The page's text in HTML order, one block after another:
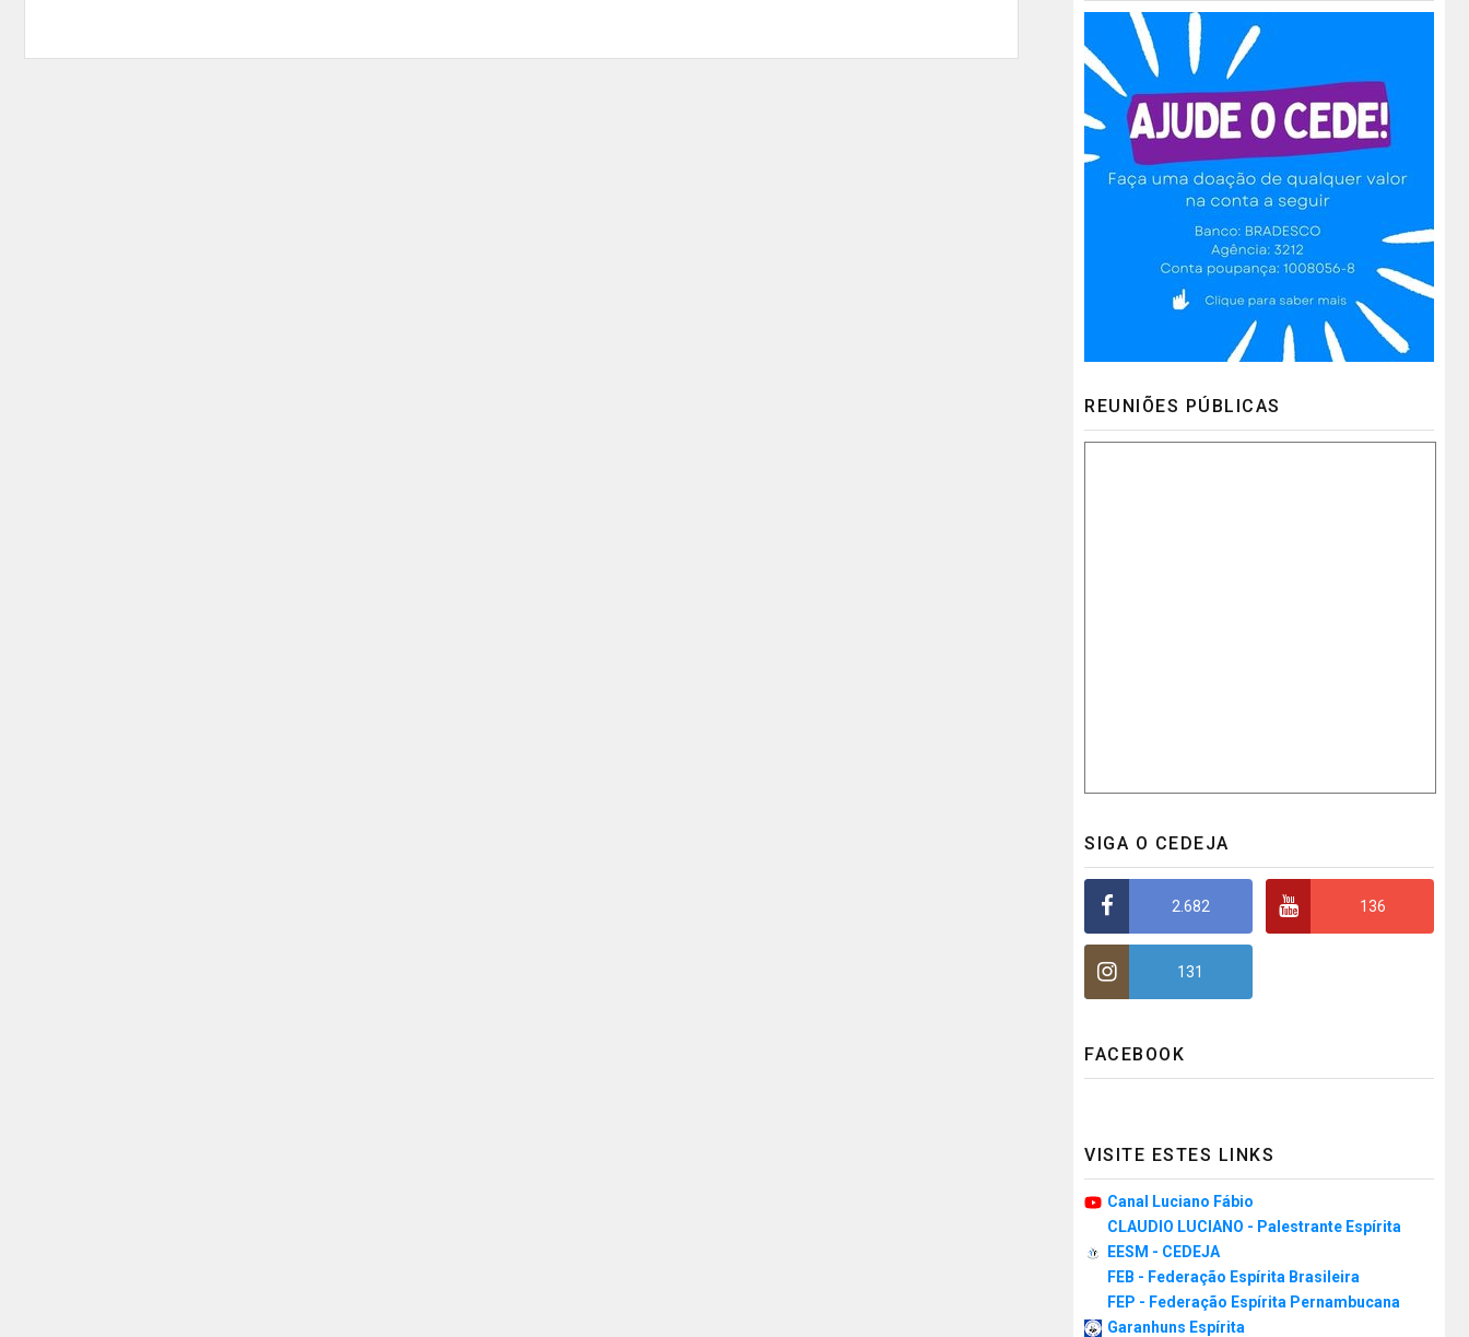
REUNIÕES PÚBLICAS
SIGA O CEDEJA
2.682 136
131
FACEBOOK
VISITE ESTES LINKS
Canal Luciano Fábio
CLAUDIO LUCIANO - Palestrante Espírita
EESM - CEDEJA
FEB - Federação Espírita Brasileira
FEP - Federação Espírita Pernambucana
Garanhuns Espírita